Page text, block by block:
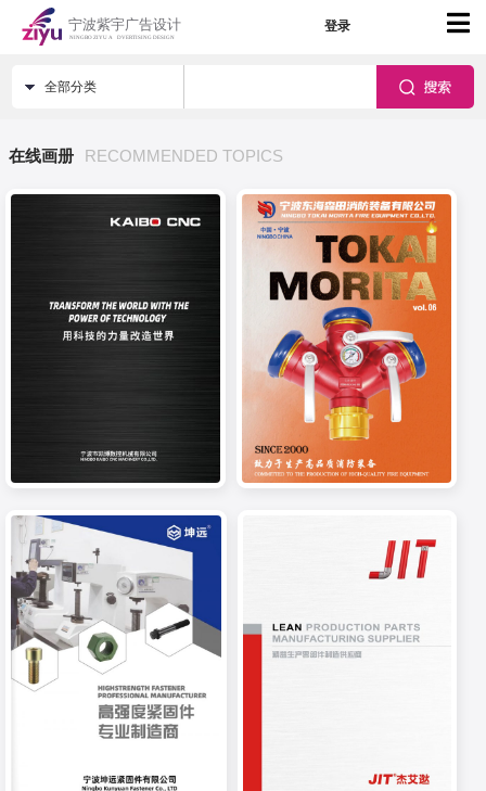
登录
全部分类
在线画册 RECOMMENDED TOPICS